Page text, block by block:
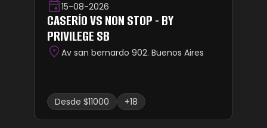
15-08-2026
CASERÍO VS NON STOP - BY
PRIVILEGE SB
Av san bernardo 902. Buenos Aires
Desde $11000 +18